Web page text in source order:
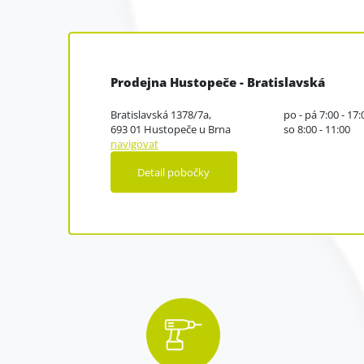
Prodejna Hustopeče - Bratislavská
Bratislavská 1378/7a,
693 01 Hustopeče u Brna
po - pá 7:00 -
so 8:00 - 11:00
navigovat
Detail pobočky